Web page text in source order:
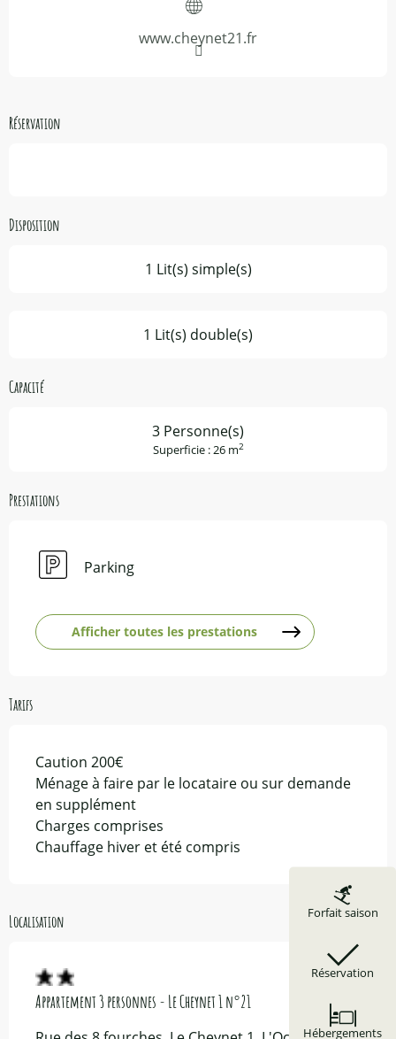
Forfait saison
Réservation
Hébergements
www.cheynet21.fr
Réservation
Disposition
1 Lit(s) simple(s)
1 Lit(s) double(s)
Capacité
3 Personne(s)
Superficie : 26 m2
Prestations
Parking
Afficher toutes les prestations
Tarifs
Caution 200€
Ménage à faire par le locataire ou sur demande
en supplément
Charges comprises
Chauffage hiver et été compris
Localisation
Appartement 3 personnes - Le Cheynet 1 n°21